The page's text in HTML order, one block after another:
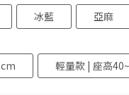
冰藍
亞麻
輕量款 | 座高